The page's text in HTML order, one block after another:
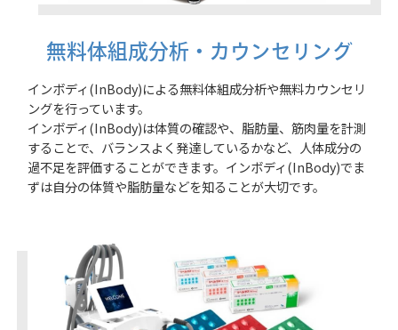
無料体組成分析・カウンセリング
インボディ(InBody)による無料体組成分析や無料カウンセリ
ングを行っています。
インボディ(InBody)は体質の確認や、脂肪量、筋肉量を計測
することで、バランスよく発達しているかなど、人体成分の
過不足を評価することができます。インボディ(InBody)でま
ずは自分の体質や脂肪量などを知ることが大切です。